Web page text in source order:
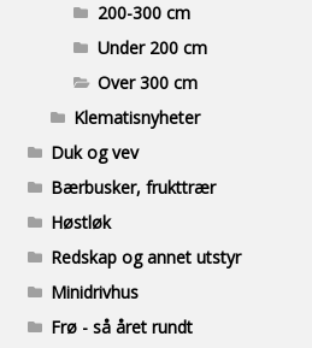
200-300 cm
Under 200 cm
Over 300 cm
Klematisnyheter
Duk og vev
Bærbusker, frukttrær
Høstløk
Redskap og annet utstyr
Minidrivhus
Frø - så året rundt